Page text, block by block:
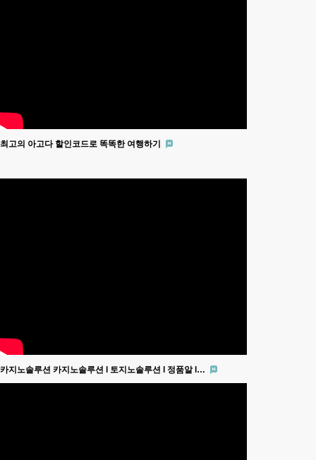
최고의 아고다 할인코드로 똑똑한 여행하기
카지노솔루션 카지노솔루션 l 토지노솔루션 l 정품알 l…